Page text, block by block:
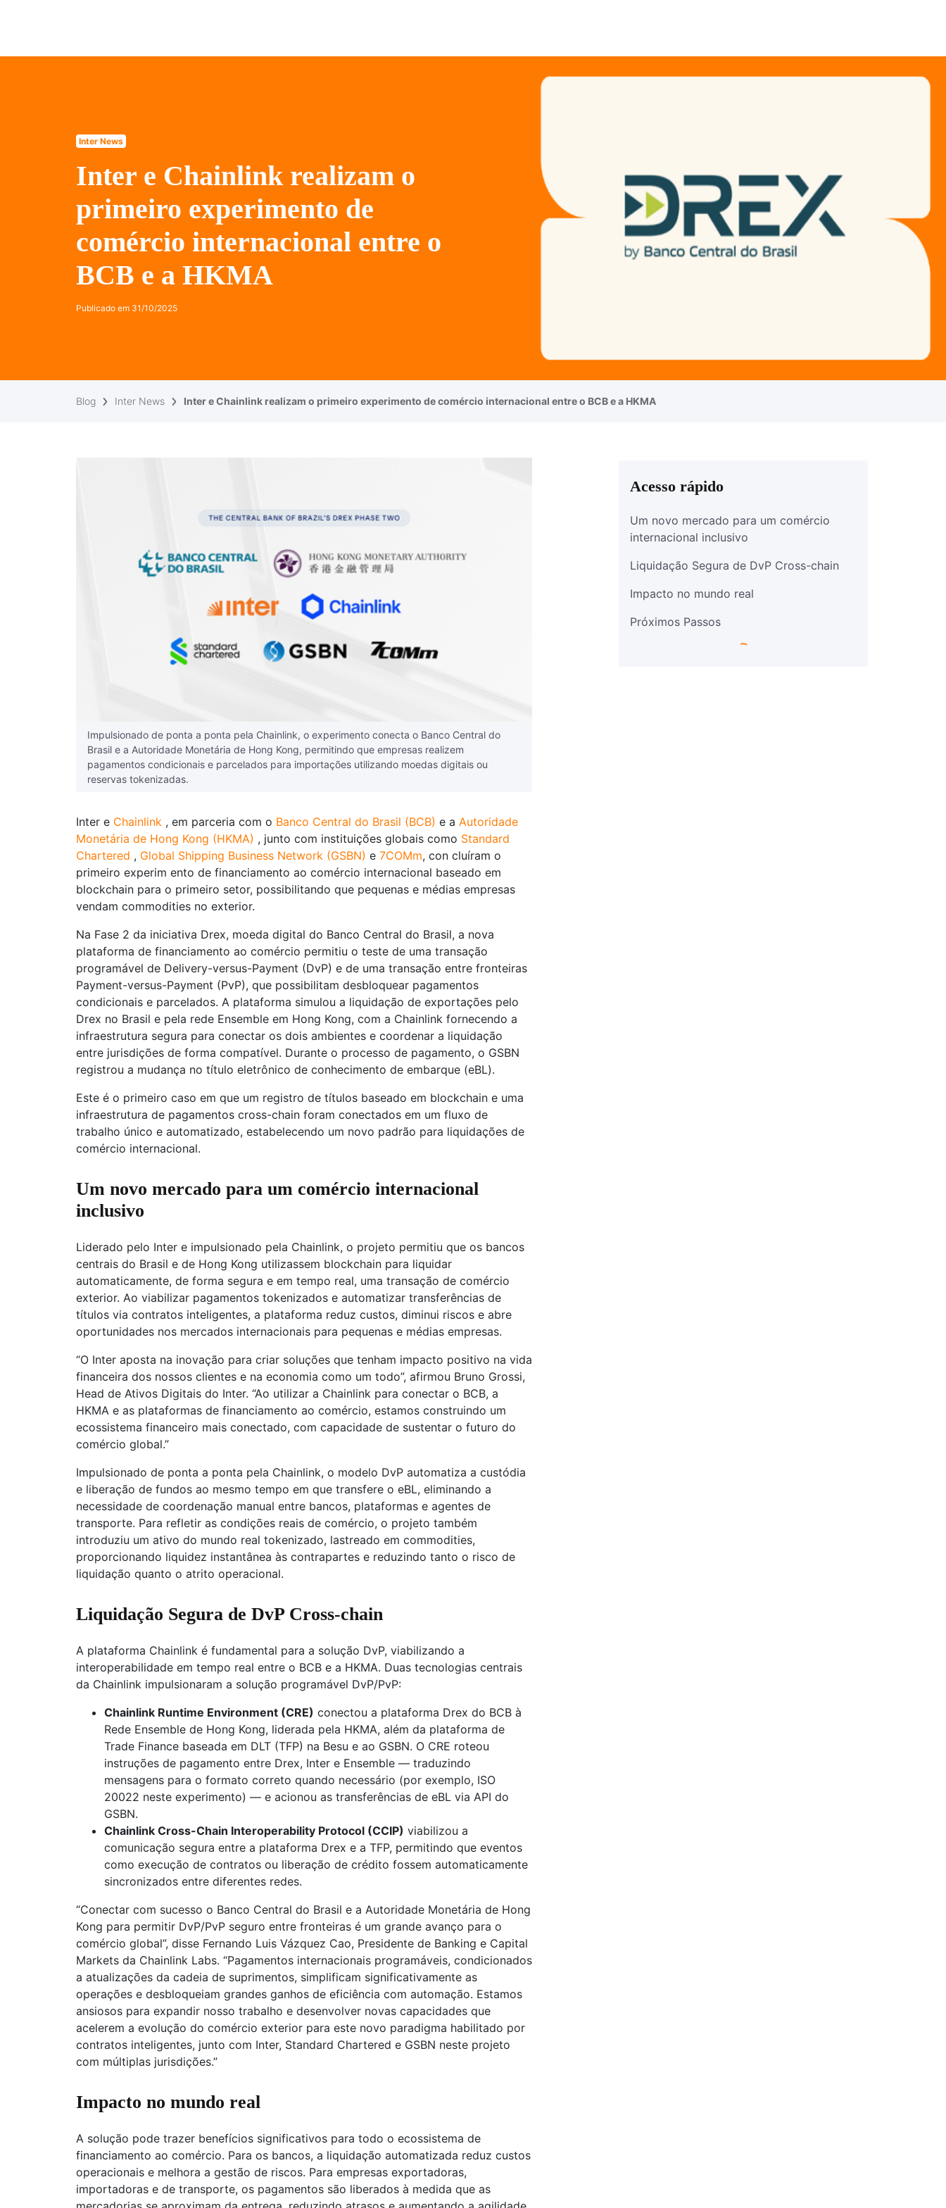
Inter News
Inter e Chainlink realizam o
primeiro experimento de
comércio internacional entre o
BCB e a HKMA
Publicado em 31/10/2025
Blog Inter News Inter e Chainlink realizam o primeiro experimento de comércio internacional entre o BCB e a HKMA
Impulsionado de ponta a ponta pela Chainlink, o experimento conecta o Banco Central do
Brasil e a Autoridade Monetária de Hong Kong, permitindo que empresas realizem
pagamentos condicionais e parcelados para importações utilizando moedas digitais ou
reservas tokenizadas.
Inter e Chainlink , em parceria com o Banco Central do Brasil (BCB) e a Autoridade
Monetária de Hong Kong (HKMA) , junto com instituições globais como Standard
Chartered , Global Shipping Business Network (GSBN) e 7COMm, con cluíram o
primeiro experim ento de financiamento ao comércio internacional baseado em
blockchain para o primeiro setor, possibilitando que pequenas e médias empresas
vendam commodities no exterior.
Na Fase 2 da iniciativa Drex, moeda digital do Banco Central do Brasil, a nova
plataforma de financiamento ao comércio permitiu o teste de uma transação
programável de Delivery-versus-Payment (DvP) e de uma transação entre fronteiras
Payment-versus-Payment (PvP), que possibilitam desbloquear pagamentos
condicionais e parcelados. A plataforma simulou a liquidação de exportações pelo
Drex no Brasil e pela rede Ensemble em Hong Kong, com a Chainlink fornecendo a
infraestrutura segura para conectar os dois ambientes e coordenar a liquidação
entre jurisdições de forma compatível. Durante o processo de pagamento, o GSBN
registrou a mudança no título eletrônico de conhecimento de embarque (eBL).
Este é o primeiro caso em que um registro de títulos baseado em blockchain e uma
infraestrutura de pagamentos cross-chain foram conectados em um fluxo de
trabalho único e automatizado, estabelecendo um novo padrão para liquidações de
comércio internacional.
Um novo mercado para um comércio internacional
inclusivo
Liderado pelo Inter e impulsionado pela Chainlink, o projeto permitiu que os bancos
centrais do Brasil e de Hong Kong utilizassem blockchain para liquidar
automaticamente, de forma segura e em tempo real, uma transação de comércio
exterior. Ao viabilizar pagamentos tokenizados e automatizar transferências de
títulos via contratos inteligentes, a plataforma reduz custos, diminui riscos e abre
oportunidades nos mercados internacionais para pequenas e médias empresas.
“O Inter aposta na inovação para criar soluções que tenham impacto positivo na vida
financeira dos nossos clientes e na economia como um todo”, afirmou Bruno Grossi,
Head de Ativos Digitais do Inter. “Ao utilizar a Chainlink para conectar o BCB, a
HKMA e as plataformas de financiamento ao comércio, estamos construindo um
ecossistema financeiro mais conectado, com capacidade de sustentar o futuro do
comércio global.”
Impulsionado de ponta a ponta pela Chainlink, o modelo DvP automatiza a custódia
e liberação de fundos ao mesmo tempo em que transfere o eBL, eliminando a
necessidade de coordenação manual entre bancos, plataformas e agentes de
transporte. Para refletir as condições reais de comércio, o projeto também
introduziu um ativo do mundo real tokenizado, lastreado em commodities,
proporcionando liquidez instantânea às contrapartes e reduzindo tanto o risco de
liquidação quanto o atrito operacional.
Liquidação Segura de DvP Cross-chain
A plataforma Chainlink é fundamental para a solução DvP, viabilizando a
interoperabilidade em tempo real entre o BCB e a HKMA. Duas tecnologias centrais
da Chainlink impulsionaram a solução programável DvP/PvP:
Chainlink Runtime Environment (CRE) conectou a plataforma Drex do BCB à
Rede Ensemble de Hong Kong, liderada pela HKMA, além da plataforma de
Trade Finance baseada em DLT (TFP) na Besu e ao GSBN. O CRE roteou
instruções de pagamento entre Drex, Inter e Ensemble — traduzindo
mensagens para o formato correto quando necessário (por exemplo, ISO
20022 neste experimento) — e acionou as transferências de eBL via API do
GSBN.
Chainlink Cross-Chain Interoperability Protocol (CCIP) viabilizou a
comunicação segura entre a plataforma Drex e a TFP, permitindo que eventos
como execução de contratos ou liberação de crédito fossem automaticamente
sincronizados entre diferentes redes.
“Conectar com sucesso o Banco Central do Brasil e a Autoridade Monetária de Hong
Kong para permitir DvP/PvP seguro entre fronteiras é um grande avanço para o
comércio global”, disse Fernando Luis Vázquez Cao, Presidente de Banking e Capital
Markets da Chainlink Labs. “Pagamentos internacionais programáveis, condicionados
a atualizações da cadeia de suprimentos, simplificam significativamente as
operações e desbloqueiam grandes ganhos de eficiência com automação. Estamos
ansiosos para expandir nosso trabalho e desenvolver novas capacidades que
acelerem a evolução do comércio exterior para este novo paradigma habilitado por
contratos inteligentes, junto com Inter, Standard Chartered e GSBN neste projeto
com múltiplas jurisdições.”
Impacto no mundo real
A solução pode trazer benefícios significativos para todo o ecossistema de
financiamento ao comércio. Para os bancos, a liquidação automatizada reduz custos
operacionais e melhora a gestão de riscos. Para empresas exportadoras,
importadoras e de transporte, os pagamentos são liberados à medida que as
Acesso rápido
Um novo mercado para um comércio
internacional inclusivo
Liquidação Segura de DvP Cross-chain
Impacto no mundo real
Próximos Passos